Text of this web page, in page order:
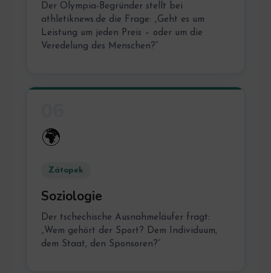
Der Olympia-Begründer stellt bei
athletiknews.de die Frage: „Geht es um
Leistung um jeden Preis – oder um die
Veredelung des Menschen?“
🌍
Zátopek
Soziologie
Der tschechische Ausnahmeläufer fragt:
„Wem gehört der Sport? Dem Individuum,
dem Staat, den Sponsoren?“